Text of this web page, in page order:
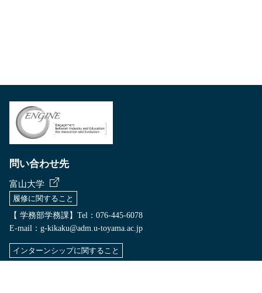
問い合わせ先
富山大学
履修に関すること
【 学務部学務課】Tel：076-445-6078
E-mail： g-kikaku@adm.u-toyama.ac.jp
インターンシップに関すること